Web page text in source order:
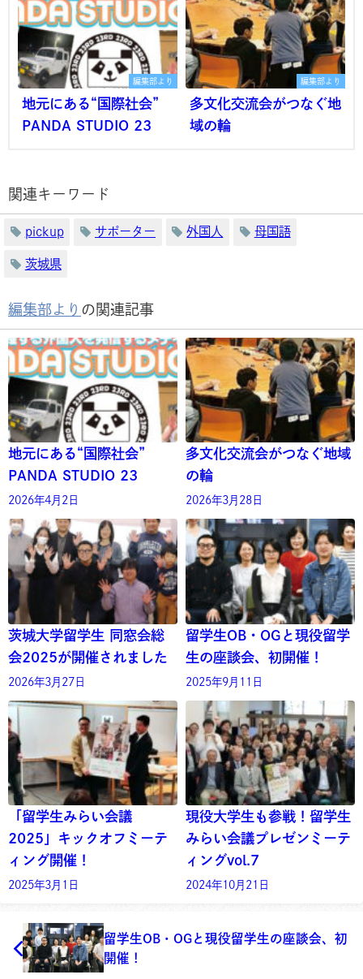
編集部より
地元にある“国際社会”
PANDA STUDIO 23
編集部より
多文化交流会がつなぐ地
域の輪
関連キーワード
pickup サポーター 外国人 母国語
茨城県
編集部より の関連記事
地元にある“国際社会”
PANDA STUDIO 23
2026年4月2日
多文化交流会がつなぐ地域
の輪
2026年3月28日
茨城大学留学生 同窓会総
会2025が開催されました
2026年3月27日
留学生OB・OGと現役留学
生の座談会、初開催！
2025年9月11日
「留学生みらい会議
2025」キックオフミーテ
ィング開催！
2025年3月1日
現役大学生も参戦！留学生
みらい会議プレゼンミーテ
ィングvol.7
2024年10月21日
留学生OB・OGと現役留学生の座談会、初
開催！